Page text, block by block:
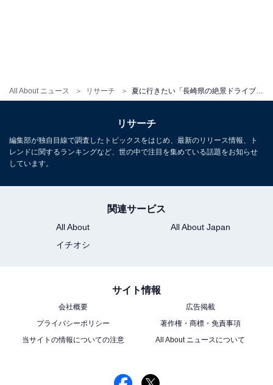
All About ニュース リサーチ
リサーチ
編集部が独自目線で調査したトピックスをはじめ、最新のリリース情報、ト
レンドに関するランキングなど、世の中で注目を集めている話題をお知らせ
しています。
関連サービス
All About
All About Japan
イチオシ
サイト情報
会社概要
広告掲載
プライバシーポリシー
著作権・商標・免責事項
当サイトの情報についての注意
All About ニュースについて